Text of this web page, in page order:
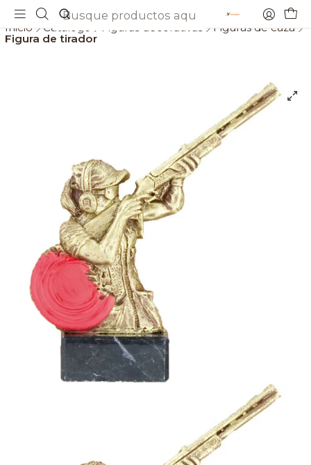
Inicio Catálogo
Figuras de caza
Figura de tirador